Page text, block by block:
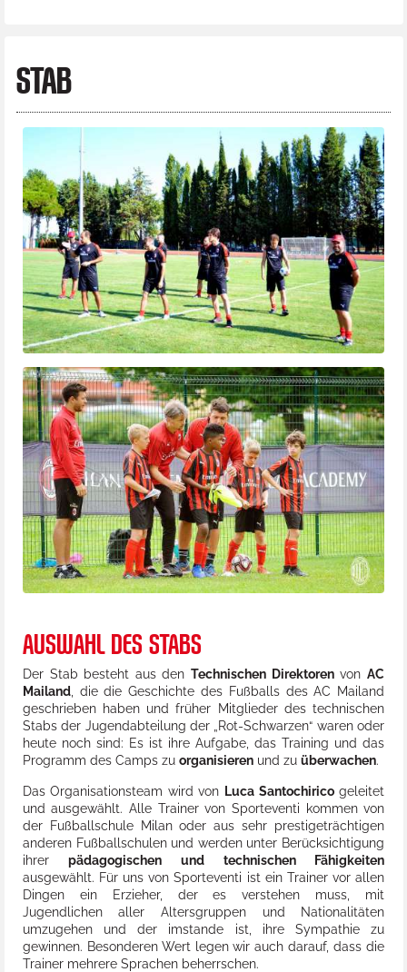
STAB
AUSWAHL DES STABS
Der Stab besteht aus denTechnischen DirektorenvonAC
Mailand, die die Geschichte des Fußballs des AC Mailand
geschrieben haben und früher Mitglieder des technischen
Stabs der Jugendabteilung der „Rot-Schwarzen“ waren oder
heute noch sind: Es ist ihre Aufgabe, das Training und das
Programm des Camps zu organisierenund zu überwachen.
Das Organisationsteam wird von Luca Santochiricogeleitet
und ausgewählt. Alle Trainer von Sporteventi kommen von
der Fußballschule Milan oder aus sehr prestigeträchtigen
anderen Fußballschulen und werden unter Berücksichtigung
ihrerpädagogischen und technischen Fähigkeiten
ausgewählt. Für uns von Sporteventi ist ein Trainer vor allen
Dingen ein Erzieher, der es verstehen muss, mit
Jugendlichen aller Altersgruppen und Nationalitäten
umzugehen und der imstande ist, ihre Sympathie zu
gewinnen. Besonderen Wert legen wir auch darauf, dass die
Trainer mehrere Sprachen beherrschen.